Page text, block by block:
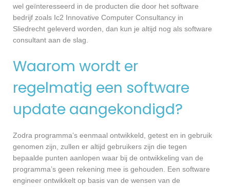
wel geïnteresseerd in de producten die door het software
bedrijf zoals Ic2 Innovative Computer Consultancy in
Sliedrecht geleverd worden, dan kun je altijd nog als software
consultant aan de slag.
Waarom wordt er
regelmatig een software
update aangekondigd?
Zodra programma’s eenmaal ontwikkeld, getest en in gebruik
genomen zijn, zullen er altijd gebruikers zijn die tegen
bepaalde punten aanlopen waar bij de ontwikkeling van de
programma’s geen rekening mee is gehouden. Een software
engineer ontwikkelt op basis van de wensen van de